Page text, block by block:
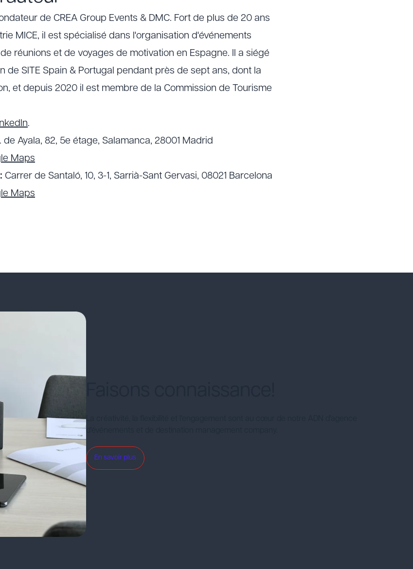
de CREA Group Events & DMC. Fort de plus de 20 ans
MICE, il est spécialisé dans l'organisation d'événements
réunions et de voyages de motivation en Espagne. Il a siégé
de SITE Spain & Portugal pendant près de sept ans, dont la
et depuis 2020 il est membre de la Commission de Tourisme
.
de Ayala, 82, 5e étage, Salamanca, 28001 Madrid
Maps
Carrer de Santaló, 10, 3-1, Sarrià-Sant Gervasi, 08021 Barcelona
Maps
En savoir plus